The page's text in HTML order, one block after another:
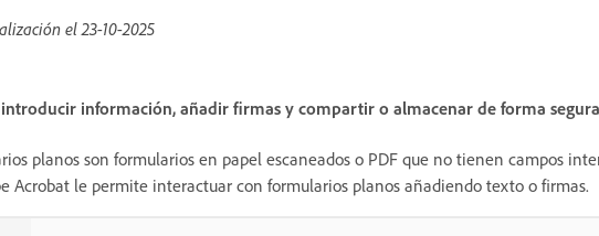
el23-10-2025
información, añadir firmas y compartir o almacenar de forma
planos son formularios en papel escaneados o PDF que no tienen campos
Acrobat le permite interactuar con formularios planos añadiendo texto o firmas.